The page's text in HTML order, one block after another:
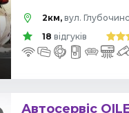
2км, вул.
18 відгуків
Автосервіс